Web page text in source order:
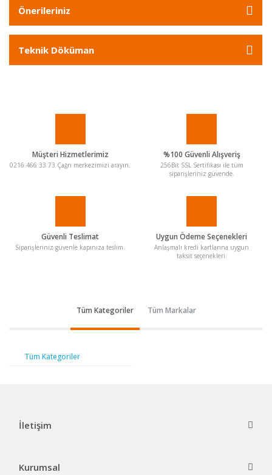
Önerileriniz
Teknik Döküman
Müşteri Hizmetlerimiz
0216 466 33 73 Çağrı merkezimizi arayın.
%100 Güvenli Alışveriş
256Bit SSL Sertifikası ile tüm
siparişleriniz güvende.
Güvenli Teslimat
Siparişleriniz güvenle kapınıza teslim.
Uygun Ödeme Seçenekleri
Anlaşmalı kredi kartlarına uygun
taksit seçenekleri.
Tüm Kategoriler Tüm Markalar
Tüm Kategoriler
İletişim
Kurumsal